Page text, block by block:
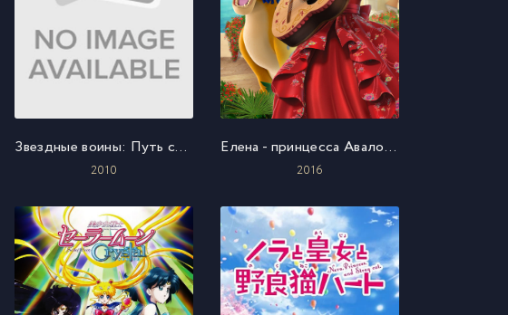
Звездные воины: Путь сквозь Вселенную
2010
Елена - принцесса Авалора
2016